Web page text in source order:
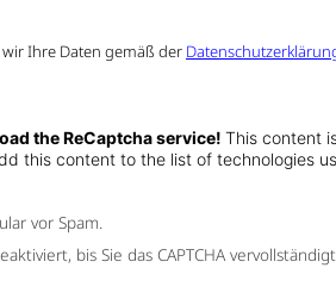
Ihre Daten gemäß der
the ReCaptcha service! This content
this content to the list of technologies
vor Spam.
bis Sie das CAPTCHA